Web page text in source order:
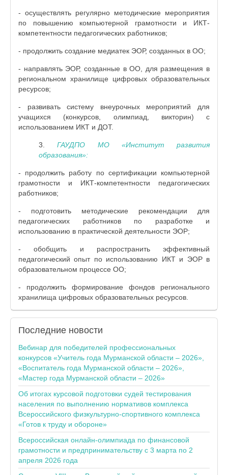
- осуществлять регулярно методические мероприятия
по повышению компьютерной грамотности и ИКТ-
компетентности педагогических работников;
- продолжить создание медиатек ЭОР, созданных в ОО;
- направлять ЭОР, созданные в ОО, для размещения в
региональном хранилище цифровых образовательных
ресурсов;
- развивать систему внеурочных мероприятий для
учащихся (конкурсов, олимпиад, викторин) с
использованием ИКТ и ДОТ.
3.ГАУДПО МО «Институт развития
образования»:
- продолжить работу по сертификации компьютерной
грамотности и ИКТ-компетентности педагогических
работников;
- подготовить методические рекомендации для
педагогических работников по разработке и
использованию в практической деятельности ЭОР;
- обобщить и распространить эффективный
педагогический опыт по использованию ИКТ и ЭОР в
образовательном процессе ОО;
- продолжить формирование фондов регионального
хранилища цифровых образовательных ресурсов.
Последние новости
Вебинар для победителей профессиональных
конкурсов «Учитель года Мурманской области – 2026»,
«Воспитатель года Мурманской области – 2026»,
«Мастер года Мурманской области – 2026»
Об итогах курсовой подготовки судей тестирования
населения по выполнению нормативов комплекса
Всероссийского физкультурно-спортивного комплекса
«Готов к труду и обороне»
Всероссийская онлайн-олимпиада по финансовой
грамотности и предпринимательству с 3 марта по 2
апреля 2026 года